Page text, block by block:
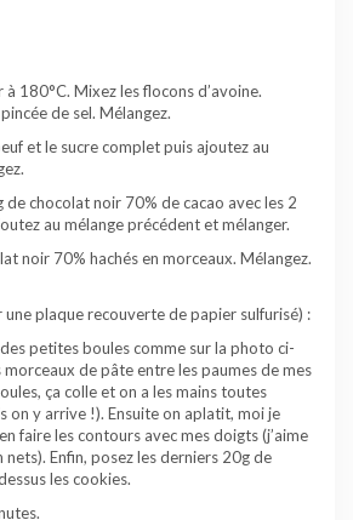
180°C. Mixez les flocons d’avoine.
de sel. Mélangez.
et le sucre complet puis ajoutez au
chocolat noir 70% de cacao avec les 2
au mélange précédent et mélanger.
noir 70% hachés en morceaux. Mélangez.
une plaque recouverte de papier sulfurisé) :
petites boules comme sur la photo ci-
morceaux de pâte entre les paumes de mes
ça colle et on a les mains toutes
on y arrive !). Ensuite on aplatit, moi je
faire les contours avec mes doigts (j’aime
Enfin, posez les derniers 20g de
les cookies.